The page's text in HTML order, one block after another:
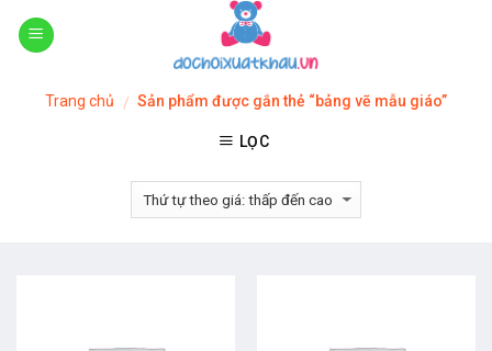
Skip
Trang chủ / Sản phẩm được gắn thẻ “bảng vẽ mẫu giáo”
LỌC